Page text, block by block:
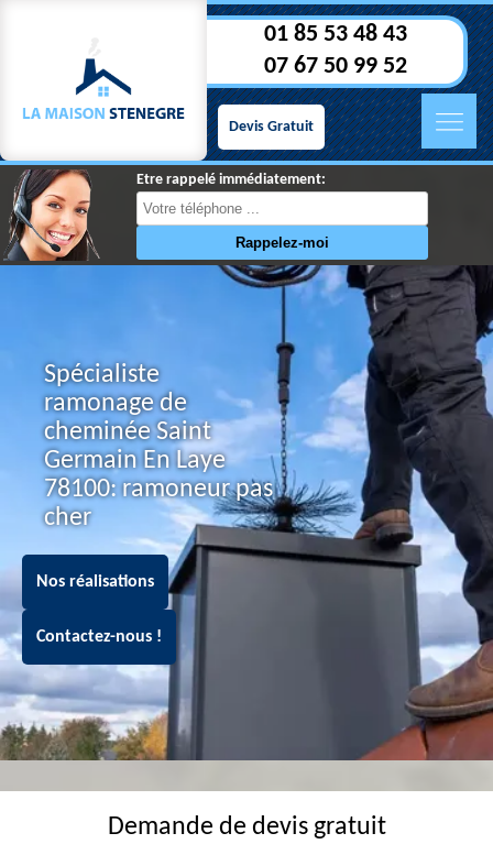
01 85 53 48 43
07 67 50 99 52
Devis Gratuit
Etre rappelé immédiatement:
Spécialiste
ramonage de
cheminée Saint
Germain En Laye
78100: ramoneur pas
cher
Nos réalisations
Contactez-nous !
Demande de devis gratuit